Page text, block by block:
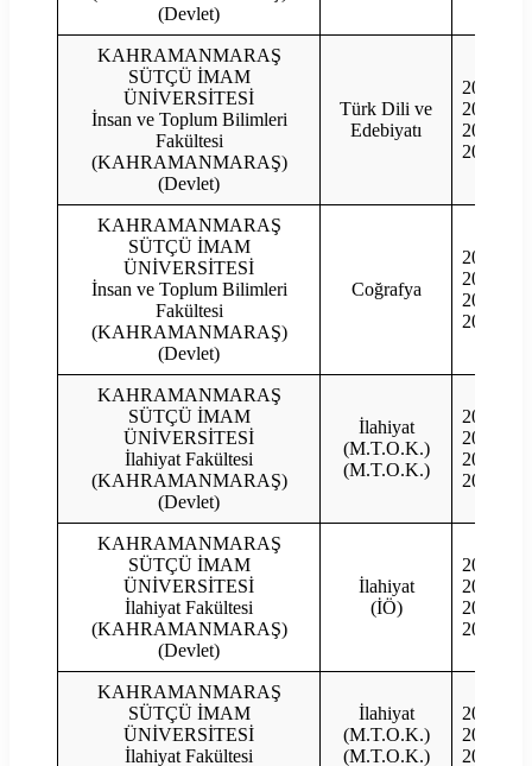
(Devlet)
KAHRAMANMARAŞ
SÜTÇÜ İMAM
ÜNİVERSİTESİ
İnsan ve Toplum Bilimleri
Fakültesi
(KAHRAMANMARAŞ)
(Devlet)
Türk Dili ve
Edebiyatı
2023
2022
2021
2020
KAHRAMANMARAŞ
SÜTÇÜ İMAM
ÜNİVERSİTESİ
İnsan ve Toplum Bilimleri
Fakültesi
(KAHRAMANMARAŞ)
(Devlet)
Coğrafya
2023
2022
2021
2020
KAHRAMANMARAŞ
SÜTÇÜ İMAM
ÜNİVERSİTESİ
İlahiyat Fakültesi
(KAHRAMANMARAŞ)
(Devlet)
İlahiyat
(M.T.O.K.)
(M.T.O.K.)
2023
2022
2021
2020
KAHRAMANMARAŞ
SÜTÇÜ İMAM
ÜNİVERSİTESİ
İlahiyat Fakültesi
(KAHRAMANMARAŞ)
(Devlet)
İlahiyat
(İÖ)
2023
2022
2021
2020
KAHRAMANMARAŞ
SÜTÇÜ İMAM
ÜNİVERSİTESİ
İlahiyat Fakültesi
İlahiyat
(M.T.O.K.)
(M.T.O.K.)
2023
2022
2021